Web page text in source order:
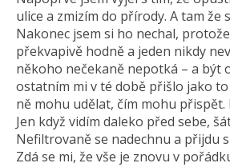
ulice a zmizím do přírody. A tam že
Nakonec jsem si ho nechal,
překvapivě hodně a jeden nikdy
někoho nečekaně nepotká – a být
ostatním mi v té době přišlo jako
ně mohu udělat, čím mohu přispět.
Jen když vidím daleko před sebe,
Nefiltrovaně se nadechnu a přijdu
Zdá se mi, že vše je znovu v